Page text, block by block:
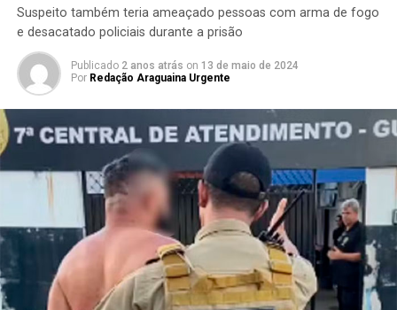
Suspeito também teria ameaçado pessoas com arma de fogo
e desacatado policiais durante a prisão
Publicado 2 anos atrás on 13 de maio de 2024
Por Redação Araguaina Urgente